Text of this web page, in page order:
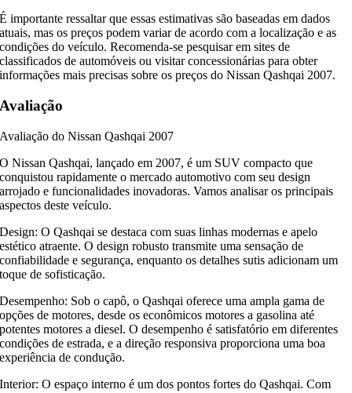
É importante ressaltar que essas estimativas são baseadas em dados
atuais, mas os preços podem variar de acordo com a localização e as
condições do veículo. Recomenda-se pesquisar em sites de
classificados de automóveis ou visitar concessionárias para obter
informações mais precisas sobre os preços do Nissan Qashqai 2007.
Avaliação
Avaliação do Nissan Qashqai 2007
O Nissan Qashqai, lançado em 2007, é um SUV compacto que
conquistou rapidamente o mercado automotivo com seu design
arrojado e funcionalidades inovadoras. Vamos analisar os principais
aspectos deste veículo.
Design: O Qashqai se destaca com suas linhas modernas e apelo
estético atraente. O design robusto transmite uma sensação de
confiabilidade e segurança, enquanto os detalhes sutis adicionam um
toque de sofisticação.
Desempenho: Sob o capô, o Qashqai oferece uma ampla gama de
opções de motores, desde os econômicos motores a gasolina até
potentes motores a diesel. O desempenho é satisfatório em diferentes
condições de estrada, e a direção responsiva proporciona uma boa
experiência de condução.
Interior: O espaço interno é um dos pontos fortes do Qashqai. Com